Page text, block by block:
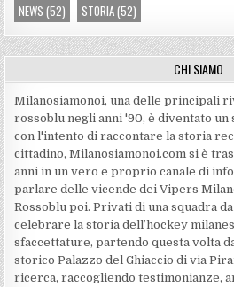
NEWS (52) STORIA(52)
CHI SIAMO
Milanosiamonoi, una delle principali
rossoblu negli anni '90, è diventato un
con l'intento di raccontare la storia
cittadino, Milanosiamonoi.com si è
anni in un vero e proprio canale di
parlare delle vicende dei Vipers
Rossoblu poi. Privati di una squadra
celebrare la storia dell’hockey
sfaccettature, partendo questa volta
storico Palazzo del Ghiaccio di via
ricerca, raccogliendo testimonianze,